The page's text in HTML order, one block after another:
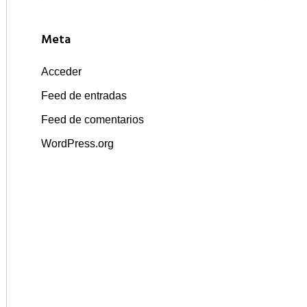
Meta
Acceder
Feed de entradas
Feed de comentarios
WordPress.org